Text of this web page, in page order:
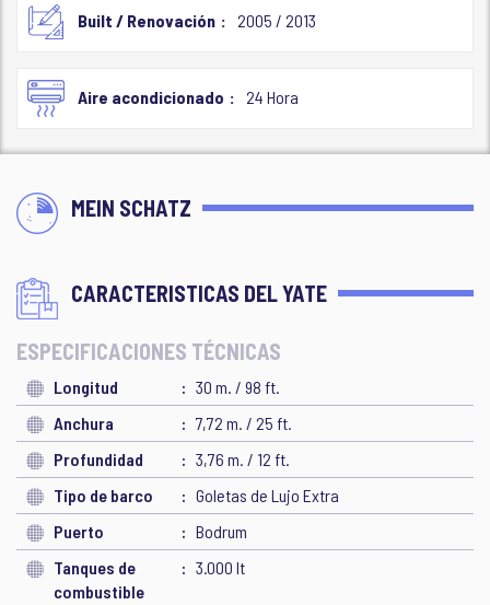
Built / Renovación 2005 / 2013
Aire acondicionado 24 Hora
MEIN SCHATZ
CARACTERISTICAS DEL YATE
ESPECIFICACIONES TÉCNICAS
Longitud
30 m. / 98 ft.
Anchura
7,72 m. / 25 ft.
Profundidad
3,76 m. / 12 ft.
Tipo de barco
Goletas de Lujo Extra
Puerto
Bodrum
Tanques de
combustible
3.000 lt